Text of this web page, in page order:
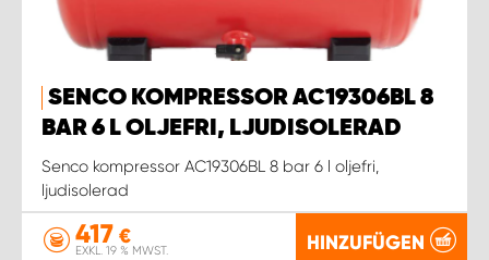
SENCO KOMPRESSOR AC19306BL 8
BAR 6 L OLJEFRI, LJUDISOLERAD
Senco kompressor AC19306BL 8 bar 6 l oljefri,
ljudisolerad
417 €
EXKL. 19 % MWST. HINZUFÜGEN